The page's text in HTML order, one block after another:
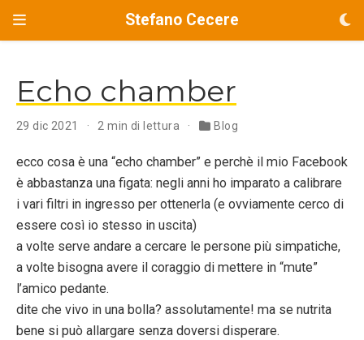
Stefano Cecere
Echo chamber
29 dic 2021 2 min di lettura Blog
ecco cosa è una “echo chamber” e perchè il mio Facebook
è abbastanza una figata: negli anni ho imparato a calibrare
i vari filtri in ingresso per ottenerla (e ovviamente cerco di
essere così io stesso in uscita)
a volte serve andare a cercare le persone più simpatiche,
a volte bisogna avere il coraggio di mettere in “mute”
l’amico pedante.
dite che vivo in una bolla? assolutamente! ma se nutrita
bene si può allargare senza doversi disperare.